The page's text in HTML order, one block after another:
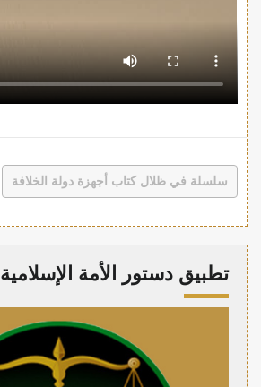
سلسلة في ظلال كتاب أجهزة دولة الخلافة
تطبيق دستور الأمة الإسلامية